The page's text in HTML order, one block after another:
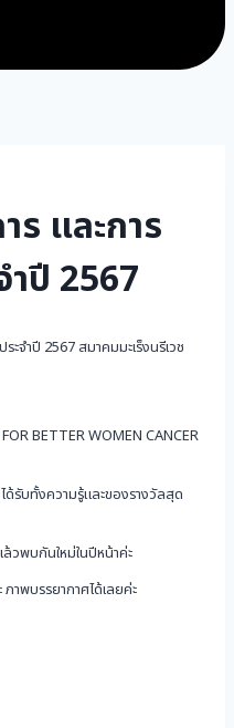
ร และการ
ปี 2567
ะจำปี 2567 สมาคมมะเร็งนรีเวช
BETTER WOMEN CANCER
รับทั้งความรู้และของรางวัลสุด
วพบกันใหม่ในปีหน้าค่ะ
าพบรรยากาศได้เลยค่ะ